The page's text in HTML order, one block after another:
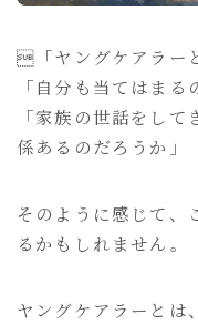
「ヤングケアラー
「自分も当てはまる
「家族の世話をし
係あるのだろうか」
そのように感じて、
るかもしれません。
ヤングケアラーとは、